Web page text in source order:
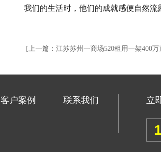
我们的生活时，他们的成就感便自然流
[上一篇：江苏苏州一商场520租用一架400万
客户案例 联系我们 立